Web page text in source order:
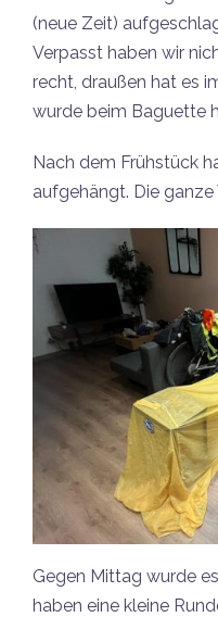
(neue Zeit)
Verpasst haben wir
recht, draußen hat es
wurde beim Baguette
Nach dem Frühstück
aufgehängt. Die
Gegen Mittag wurde
haben eine kleine